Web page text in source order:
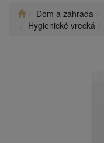
Dom a záhrada
Hygienické vrecká